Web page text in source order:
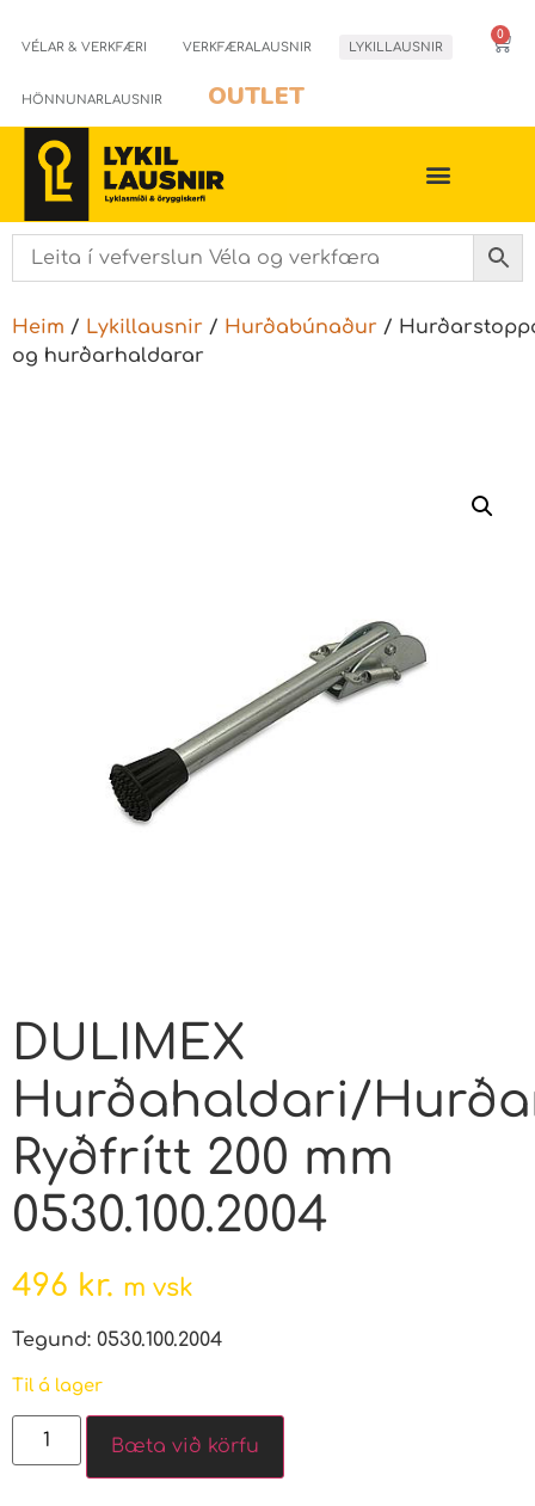
VÉLAR & VERKFÆRI VERKFÆRALAUSNIR LYKILLAUSNIR
HÖNNUNARLAUSNIR OUTLET
0
Heim / Lykillausnir / Hurðabúnaður /
og hurðarhaldarar
DULIMEX
Hurðahaldari/
Ryðfrítt 200 mm
0530.100.2004
496 kr. m vsk
Tegund: 0530.100.2004
Til á lager
Bæta við körfu